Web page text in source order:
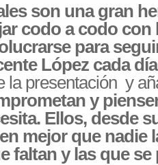
son una gran
codo a codo con
para
López cada
la presentación y
y
Ellos, desde
mejor que nadie
faltan y las que